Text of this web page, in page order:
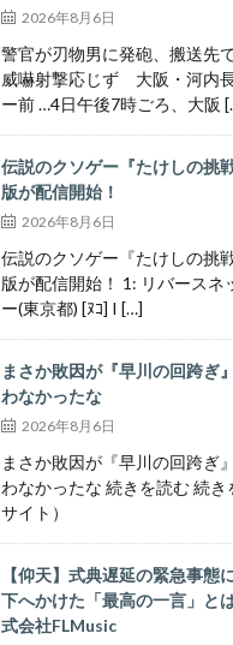
2026年8月6日
警官が刃物男に発砲、搬送
威嚇射撃応じず 大阪・河内
ー前 …4日午後7時ごろ、大阪
伝説のクソゲー『たけしの挑
版が配信開始！
2026年8月6日
伝説のクソゲー『たけしの挑
版が配信開始！ 1: リバースネ
ー(東京都) [ﾇｺ] I […]
まさか敗因が『早川の回跨ぎ
わなかったな
2026年8月6日
まさか敗因が『早川の回跨ぎ
わなかったな 続きを読む 続き
サイト）
【仰天】式典遅延の緊急事態
下へかけた「最高の一言」と
式会社FLMusic